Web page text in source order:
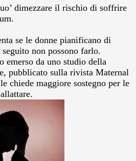
dimezzare il rischio di soffrire
se le donne pianificano di
non possono farlo.
emerso da uno studio della
pubblicato sulla rivista Maternal
chiede maggiore sostegno per le